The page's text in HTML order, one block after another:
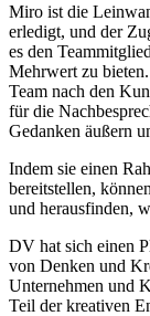
Miro ist die
erledigt, und der
es den
Mehrwert zu
Team nach den
für die
Gedanken äußern
Indem sie einen
bereitstellen,
und herausfinden,
DV hat sich einen
von Denken und
Unternehmen und
Teil der kreativen